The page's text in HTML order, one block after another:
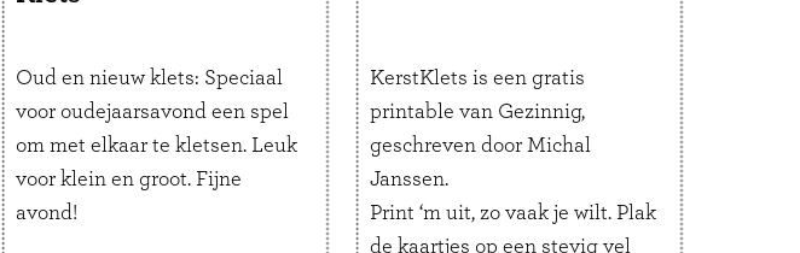
Oud en nieuw klets: Speciaal
voor oudejaarsavond een spel
om met elkaar te kletsen. Leuk
voor klein en groot. Fijne
avond!
KerstKlets is een gratis
printable van Gezinnig,
geschreven door Michal
Janssen.
Print ‘m uit, zo vaak je wilt. Plak
de kaartjes op een stevig vel